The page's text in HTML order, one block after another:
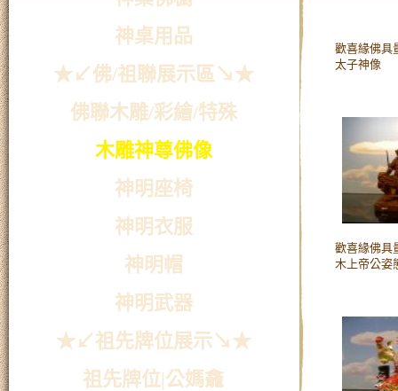
神桌用品
★↙佛/祖聯展示區↘★
佛聯木雕/彩繪/特殊
木雕神尊佛像
神明座椅
神明衣服
神明帽
神明武器
★↙祖先牌位展示↘★
祖先牌位|公媽龕
歡喜緣佛具
太子神像
歡喜緣佛具
木上帝公姿